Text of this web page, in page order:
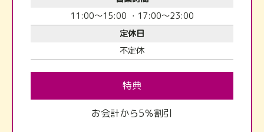
11:00～15:00 ・17:00～23:00
定休日
不定休
特典
お会計から5％割引